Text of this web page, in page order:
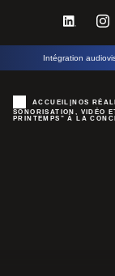
Intégration
ACCUEIL NOS
SONORISATION, VIDÉO
PRINTEMPS” À LA